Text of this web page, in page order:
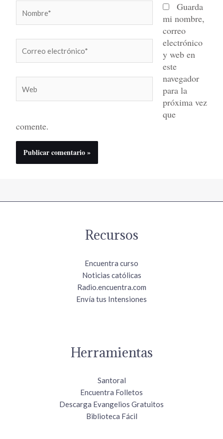
electrónico*
Guarda
mi nombre,
correo
electrónico
y web en
este
navegador
para la
próxima vez
que
comente.
Recursos
Encuentra curso
Noticias católicas
Radio.encuentra.com
Envía tus Intensiones
Herramientas
Santoral
Encuentra Folletos
Descarga Evangelios Gratuitos
Biblioteca Fácil